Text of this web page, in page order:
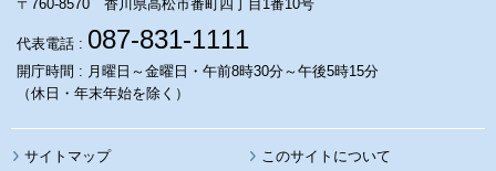
〒760-8570 香川県高松市番町四丁目1番10号
代表電話 : 087-831-1111
開庁時間 : 月曜日～金曜日・午前8時30分～午後5時15分
（休日・年末年始を除く）
サイトマップ このサイトについて